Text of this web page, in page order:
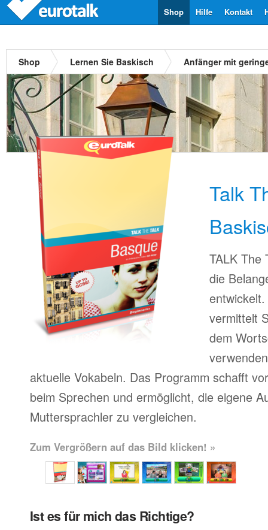
Kontakt
Hilfe
Shop
Shop Lernen Sie Baskisch Anfänger mit
Talk
TALK The
die
vermittelt
dem
aktuelle Vokabeln. Das Programm schafft
beim Sprechen und ermöglicht, die eigene
Muttersprachler zu vergleichen.
Zum Vergrößern auf das Bild klicken! »
Ist es für mich das Richtige?